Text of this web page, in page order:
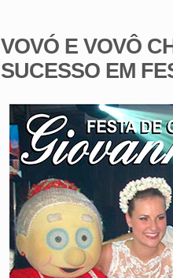
VOVÓ E VOVÔ
SUCESSO EM